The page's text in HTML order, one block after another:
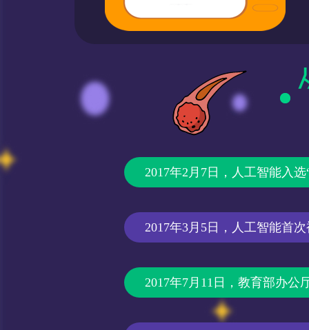
2017年2月7日，人工智能入
2017年3月5日，人工智能首
2017年7月11日，教育部办